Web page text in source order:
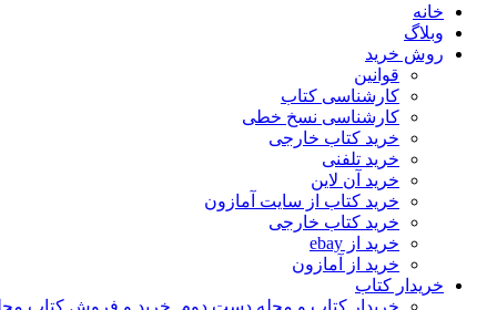
خانه
وبلاگ
روش خرید
قوانین
کارشناسی کتاب
کارشناسی نسخ خطی
خرید کتاب خارجی
خرید تلفنی
خرید آن لاین
خرید کتاب از سایت آمازون
خرید کتاب خارجی
خرید از ebay
خرید از آمازون
خریدار کتاب